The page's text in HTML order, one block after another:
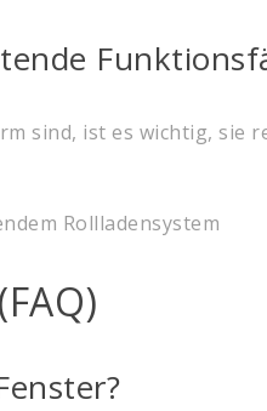
sind, ist es wichtig,